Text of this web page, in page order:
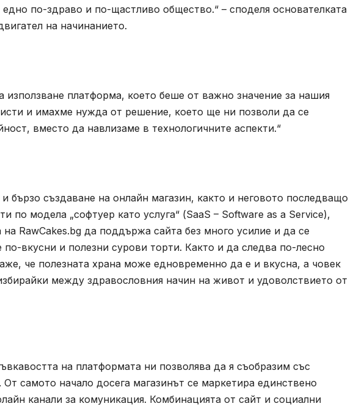
по-здраво и по-щастливо общество.“ – споделя основателката
на начинанието.
използване платформа, което беше от важно значение за нашия
и имахме нужда от решение, което ще ни позволи да се
вместо да навлизаме в технологичните аспекти.“
бързо създаване на онлайн магазин, както и неговото последващо
по модела „софтуер като услуга“ (SaaS – Software as a Service),
RawCakes.bg да поддържа сайта без много усилие и да се
вкусни и полезни сурови торти. Както и да следва по-лесно
че полезната храна може едновременно да е и вкусна, а човек
между здравословния начин на живот и удоволствието от
на платформата ни позволява да я съобразим със
самото начало досега магазинът се маркетира единствено
канали за комуникация. Комбинацията от сайт и социални